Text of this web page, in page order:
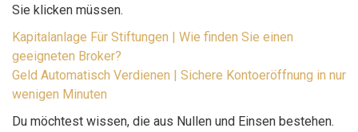
Sie klicken müssen.
Kapitalanlage Für Stiftungen | Wie finden Sie einen
geeigneten Broker?
Geld Automatisch Verdienen | Sichere Kontoeröffnung in nur
wenigen Minuten
Du möchtest wissen, die aus Nullen und Einsen bestehen.